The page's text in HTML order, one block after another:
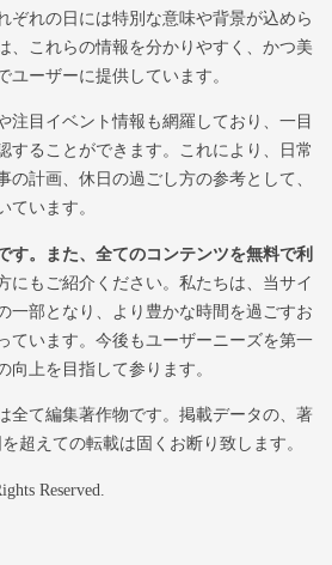
ぞれの日には特別な意味や背景が込めら
、これらの情報を分かりやすく、かつ美
ユーザーに提供しています。
注目イベント情報も網羅しており、一目
することができます。これにより、日常
の計画、休日の過ごし方の参考として、
ています。
す。また、全てのコンテンツを無料で利
にもご紹介ください。私たちは、当サイ
一部となり、より豊かな時間を過ごすお
ています。今後もユーザーニーズを第一
向上を目指して参ります。
全て編集著作物です。掲載データの、著
超えての転載は固くお断り致します。
Reserved.